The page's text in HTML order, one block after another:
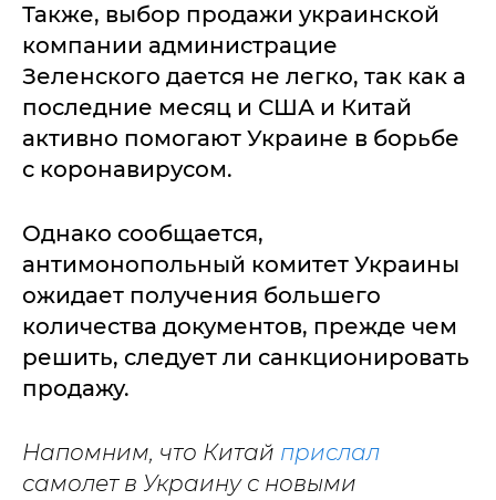
Также, выбор продажи украинской
компании администрацие
Зеленского дается не легко, так как а
последние месяц и США и Китай
активно помогают Украине в борьбе
с коронавирусом.
Однако сообщается,
антимонопольный комитет Украины
ожидает получения большего
количества документов, прежде чем
решить, следует ли санкционировать
продажу.
Напомним, что Китай прислал
самолет в Украину с новыми